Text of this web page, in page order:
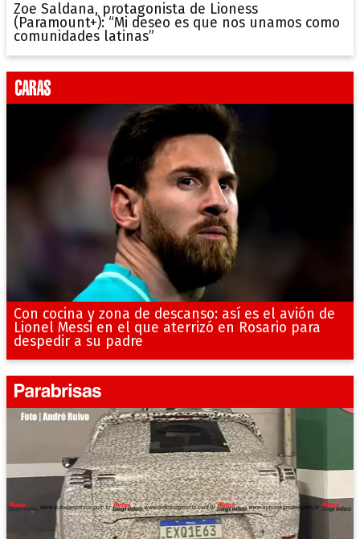
Zoe Saldana, protagonista de Lioness
(Paramount+): “Mi deseo es que nos unamos como
comunidades latinas”
Con cocina y zona de descanso: así es el avión de
Lionel Messi en el que aterrizó en Rosario para
despedir a su padre